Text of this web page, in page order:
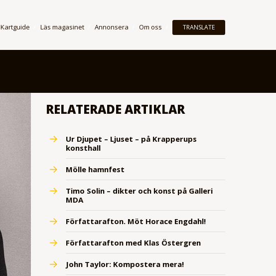
Kartguide Läs magasinet Annonsera Om oss TRANSLATE
RELATERADE ARTIKLAR
Ur Djupet – Ljuset – på Krapperups
konsthall
Mölle hamnfest
Timo Solin – dikter och konst på Galleri
MDA
Författarafton. Möt Horace Engdahl!
Författarafton med Klas Östergren
John Taylor: Kompostera mera!